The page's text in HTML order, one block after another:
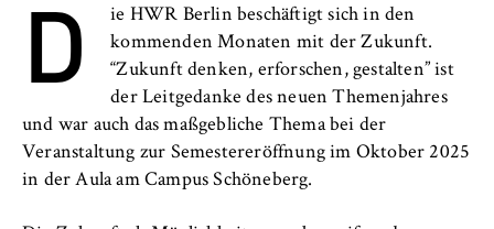
i
n
r
l
i
n
Neuigkeiten
Veranstaltungen
Personen und Kontakte
Formulare
D
ie HWR Berlin beschäftigt sich in den
kommenden Monaten mit der Zukunft.
“Zukunft denken, erforschen, gestalten” ist
der Leitgedanke des neuen Themenjahres
und war auch das maßgebliche Thema bei der
Veranstaltung zur Semestereröffnung im Oktober 2025
in der Aula am Campus Schöneberg.
Anbieter:
Betreiber dieser Website
Zweck:
Speichert den Zustimmungsstatus des
Benutzers für Cookies auf der aktuellen
Domäne. Dadurch wird verhindert, dass das
der Website wiederholt angezeigt wird.